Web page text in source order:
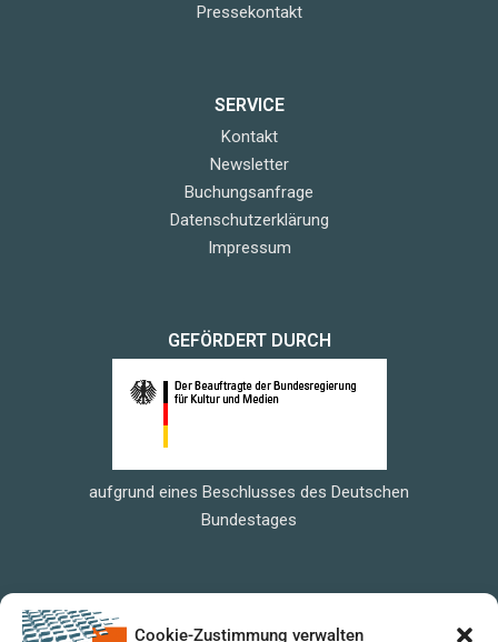
Cookie-Zustimmung verwalten
Pressekontakt
SERVICE
Kontakt
Newsletter
Buchungsanfrage
Datenschutzerklärung
Impressum
GEFÖRDERT DURCH
aufgrund eines Beschlusses des Deutschen
Bundestages